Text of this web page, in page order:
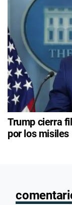
Trump cierra
por los misiles